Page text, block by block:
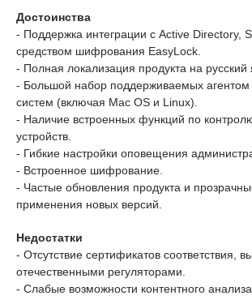
Достоинства
- Поддержка интеграции с Active Directory,
средством шифрования EasyLock.
- Полная локализация продукта на русский
- Большой набор поддерживаемых
систем (включая Mac OS и Linux).
- Наличие встроенных функций по
устройств.
- Гибкие настройки оповещения
- Встроенное шифрование.
- Частые обновления продукта и
применения новых версий.
Недостатки
- Отсутствие сертификатов соответствия,
отечественными регуляторами.
- Слабые возможности контентного анализа.